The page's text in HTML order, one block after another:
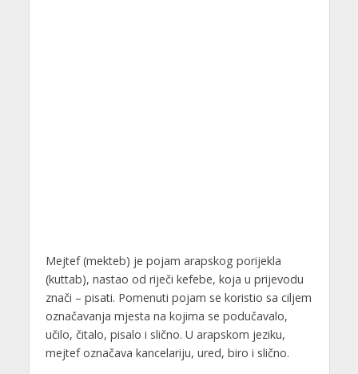
Mejtef (mekteb) je pojam arapskog porijekla
(kuttab), nastao od riječi kefebe, koja u prijevodu
znači – pisati. Pomenuti pojam se koristio sa ciljem
označavanja mjesta na kojima se podučavalo,
učilo, čitalo, pisalo i slično. U arapskom jeziku,
mejtef označava kancelariju, ured, biro i slično.